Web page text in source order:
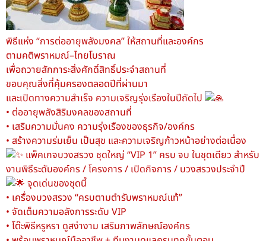
พิธีแห่ง “การต่ออายุพลังมงคล” ให้สถานที่และองค์กร
ตามคติพราหมณ์–ไทยโบราณ
เพื่อถวายสักการะสิ่งศักดิ์สิทธิ์ประจำสถานที่
ขอบคุณสิ่งที่คุ้มครองตลอดปีที่ผ่านมา
และเปิดทางความสำเร็จ ความเจริญรุ่งเรืองในปีถัดไป
• ต่ออายุพลังสิริมงคลของสถานที่
• เสริมความมั่นคง ความรุ่งเรืองของธุรกิจ/องค์กร
• สร้างความร่มเย็น เป็นสุข และความเจริญก้าวหน้าอย่างต่อเนื่อง
แพ็คเกจบวงสรวง ชุดใหญ่ “VIP 1” ครบ จบ ในชุดเดียว สำหรับ
งานพิธีระดับองค์กร / โครงการ / เปิดกิจการ / บวงสรวงประจำปี
จุดเด่นของชุดนี้
• เครื่องบวงสรวง “ครบตามตำรับพราหมณ์แท้”
• จัดเต็มความอลังการระดับ VIP
• โต๊ะพิธีหรูหรา ดูสง่างาม เสริมภาพลักษณ์องค์กร